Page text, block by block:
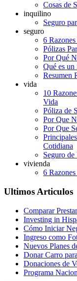
Cosas de
inquilino
Seguro
seguro
6
Pólizas
Por Qué
Qué es un
Resumen
vida
10
Vida
Póliza de
Por Que
Por Que
Cotidiana
Seguro
vivienda
6
Ultimos Articulos
Comparar
Investing in
Cómo Iniciar
Ingreso como
Nuevos Planes
Donar Carro
Donaciones de
Programa